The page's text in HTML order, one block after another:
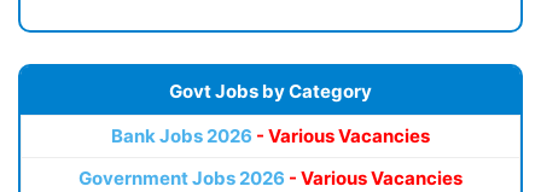
Govt Jobs by Category
Bank Jobs 2026 - Various Vacancies
Government Jobs 2026 - Various Vacancies